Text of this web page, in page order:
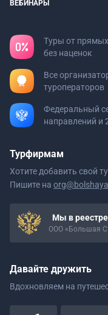
ВЕБИНАРЫ
Туры от
без наценок
Все
туроператоров
Федеральный
направлений и
Турфирмам
Хотите добавить свой
Пишите на
Мы в
ООО «Большая
Давайте дружить
Вдохновляем на